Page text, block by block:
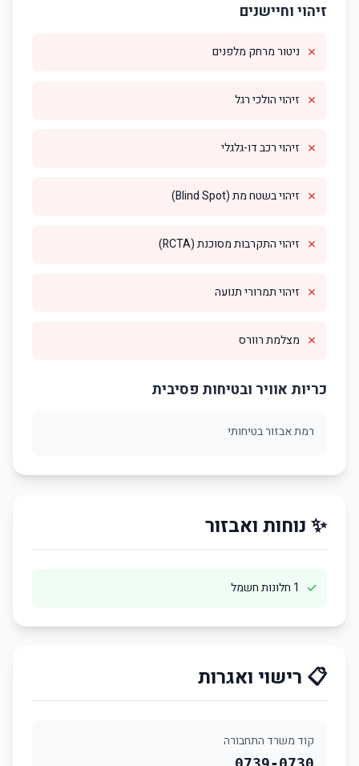
זיהוי וחיישנים
✗ ניטור מרחק מלפנים
✗ זיהוי הולכי רגל
✗ זיהוי רכב דו-גלגלי
✗ זיהוי בשטח מת (Blind Spot)
✗ זיהוי התקרבות מסוכנת (RCTA)
✗ זיהוי תמרורי תנועה
✗ מצלמת רוורס
כריות אוויר ובטיחות פסיבית
רמת אבזור בטיחותי
✨ נוחות ואבזור
✓ 1 חלונות חשמל
📋 רישוי ואגרות
קוד משרד התחבורה